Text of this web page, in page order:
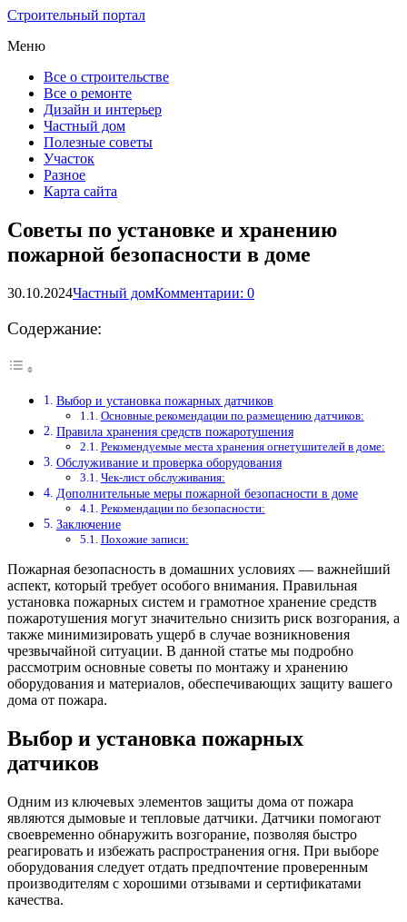
Строительный портал
Меню
Все о строительстве
Все о ремонте
Дизайн и интерьер
Частный дом
Полезные советы
Участок
Разное
Карта сайта
Советы по установке и хранению
пожарной безопасности в доме
30.10.2024Частный домКомментарии: 0
Содержание:
Выбор и установка пожарных датчиков
Основные рекомендации по размещению датчиков:
Правила хранения средств пожаротушения
Рекомендуемые места хранения огнетушителей в доме:
Обслуживание и проверка оборудования
Чек-лист обслуживания:
Дополнительные меры пожарной безопасности в доме
Рекомендации по безопасности:
Заключение
Похожие записи:
Пожарная безопасность в домашних условиях — важнейший
аспект, который требует особого внимания. Правильная
установка пожарных систем и грамотное хранение средств
пожаротушения могут значительно снизить риск возгорания, а
также минимизировать ущерб в случае возникновения
чрезвычайной ситуации. В данной статье мы подробно
рассмотрим основные советы по монтажу и хранению
оборудования и материалов, обеспечивающих защиту вашего
дома от пожара.
Выбор и установка пожарных
датчиков
Одним из ключевых элементов защиты дома от пожара
являются дымовые и тепловые датчики. Датчики помогают
своевременно обнаружить возгорание, позволяя быстро
реагировать и избежать распространения огня. При выборе
оборудования следует отдать предпочтение проверенным
производителям с хорошими отзывами и сертификатами
качества.